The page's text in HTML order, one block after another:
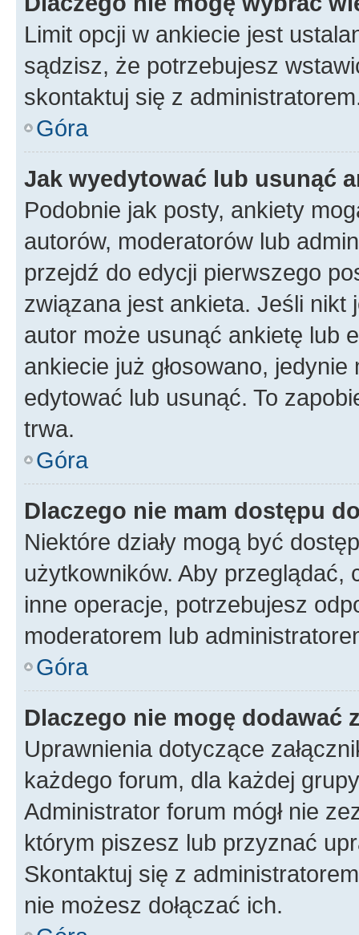
Limit opcji w ankiecie jest
sądzisz, że potrzebujesz
skontaktuj się z
Góra
Jak wyedytować lub usunąć
Podobnie jak posty, ankiety
autorów, moderatorów lub
przejdź do edycji pierwszego
związana jest ankieta. Jeśli nikt
autor może usunąć ankietę lub
ankiecie już głosowano,
edytować lub usunąć. To
trwa.
Góra
Dlaczego nie mam dostępu
Niektóre działy mogą być
użytkowników. Aby
inne operacje, potrzebujesz
moderatorem lub
Góra
Dlaczego nie mogę dodawać
Uprawnienia dotyczące
każdego forum, dla każdej
Administrator forum mógł nie
którym piszesz lub przyznać
Skontaktuj się z
nie możesz dołączać ich.